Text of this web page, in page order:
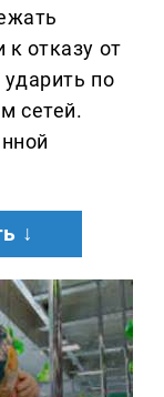
отказу от
по
сетей.
↓